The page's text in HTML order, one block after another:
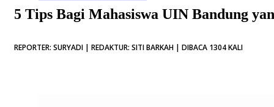
5 Tips Bagi Mahasiswa UIN Bandung
REPORTER: SURYADI | REDAKTUR: SITI BARKAH | DIBACA 1304 KALI